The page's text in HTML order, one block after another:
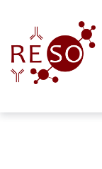
navigation
principale
contenu
pied
de
page